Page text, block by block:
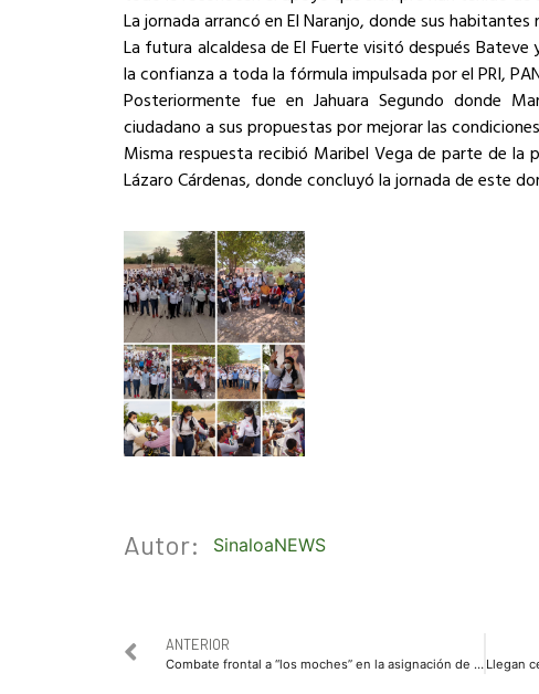
La jornada arrancó en El Naranjo, donde sus
La futura alcaldesa de El Fuerte visitó después
la confianza a toda la fórmula impulsada por el PRI,
Posteriormente fue en Jahuara Segundo donde
ciudadano a sus propuestas por mejorar las
Misma respuesta recibió Maribel Vega de parte de la
Lázaro Cárdenas, donde concluyó la jornada de este
Autor: SinaloaNEWS
ANTERIOR
Combate frontal a “los moches” en la asignación de obra pública: Faustino Hernández Álvarez